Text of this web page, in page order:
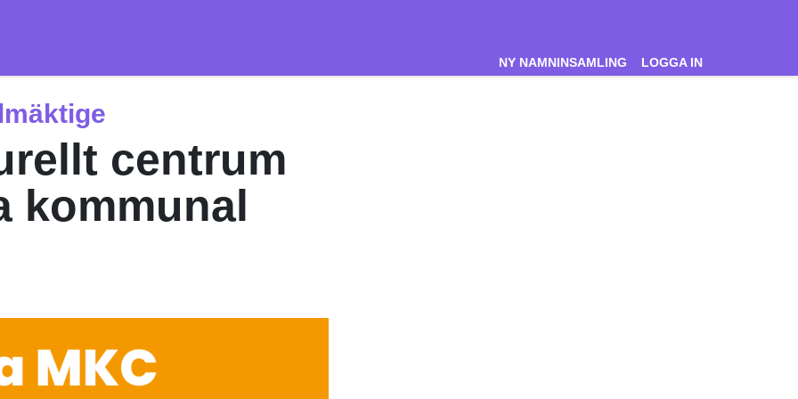
NY NAMNINSAMLING LOGGA IN
centrum
kommunal